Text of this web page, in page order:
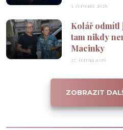
1. července 2026
Kolář odmítl
tam nikdy
Macinky
27. června 2026
ZOBRAZIT